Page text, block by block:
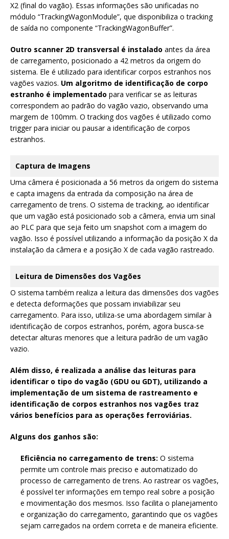
X2 (final do vagão). Essas informações são unificadas no
módulo “TrackingWagonModule”, que disponibiliza o tracking
de saída no componente “TrackingWagonBuffer”.
Outro scanner 2D transversal é instalado antes da área
de carregamento, posicionado a 42 metros da origem do
sistema. Ele é utilizado para identificar corpos estranhos nos
vagões vazios. Um algoritmo de identificação de corpo
estranho é implementado para verificar se as leituras
correspondem ao padrão do vagão vazio, observando uma
margem de 100mm. O tracking dos vagões é utilizado como
trigger para iniciar ou pausar a identificação de corpos
estranhos.
Captura de Imagens
Uma câmera é posicionada a 56 metros da origem do sistema
e capta imagens da entrada da composição na área de
carregamento de trens. O sistema de tracking, ao identificar
que um vagão está posicionado sob a câmera, envia um sinal
ao PLC para que seja feito um snapshot com a imagem do
vagão. Isso é possível utilizando a informação da posição X da
instalação da câmera e a posição X de cada vagão rastreado.
Leitura de Dimensões dos Vagões
O sistema também realiza a leitura das dimensões dos vagões
e detecta deformações que possam inviabilizar seu
carregamento. Para isso, utiliza-se uma abordagem similar à
identificação de corpos estranhos, porém, agora busca-se
detectar alturas menores que a leitura padrão de um vagão
vazio.
Além disso, é realizada a análise das leituras para
identificar o tipo do vagão (GDU ou GDT), utilizando a
implementação de um sistema de rastreamento e
identificação de corpos estranhos nos vagões traz
vários benefícios para as operações ferroviárias.
Alguns dos ganhos são:
Eficiência no carregamento de trens: O sistema
permite um controle mais preciso e automatizado do
processo de carregamento de trens. Ao rastrear os vagões,
é possível ter informações em tempo real sobre a posição
e movimentação dos mesmos. Isso facilita o planejamento
e organização do carregamento, garantindo que os vagões
sejam carregados na ordem correta e de maneira eficiente.